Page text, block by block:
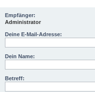
Empfänger:
Administrator
Deine E-Mail-Adresse:
Dein Name:
Betreff: